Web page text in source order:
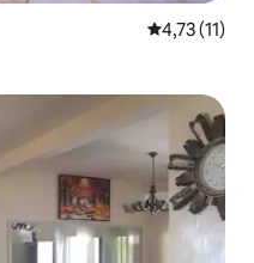
4,73 de uma
4,73 (11)